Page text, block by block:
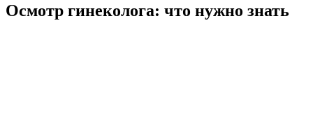
Осмотр гинеколога: что нужно знать